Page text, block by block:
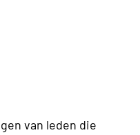
van leden die